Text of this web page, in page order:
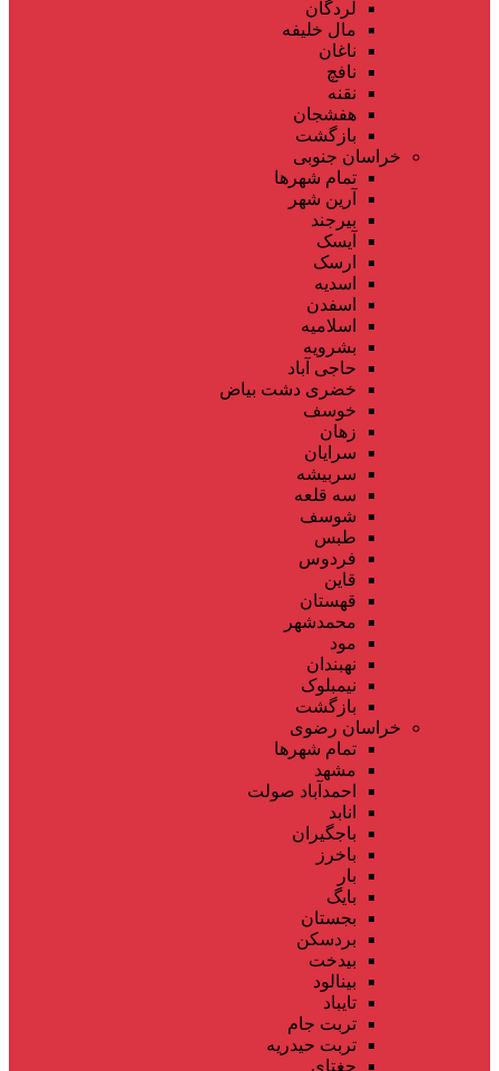
لردگان
مال خلیفه
ناغان
نافچ
نقنه
هفشجان
بازگشت
خراسان جنوبی
تمام شهر‌ها
آرین شهر
بیرجند
آیسک
ارسک
اسدیه
اسفدن
اسلامیه
بشرویه
حاجی آباد
خضری دشت بیاض
خوسف
زهان
سرایان
سربیشه
سه قلعه
شوسف
طبس
فردوس
قاین
قهستان
محمدشهر
مود
نهبندان
نیمبلوک
بازگشت
خراسان رضوی
تمام شهر‌ها
مشهد
احمدآباد صولت
انابد
باجگیران
باخرز
بار
بایگ
بجستان
بردسکن
بیدخت
بینالود
تایباد
تربت جام
تربت حیدریه
جغتای